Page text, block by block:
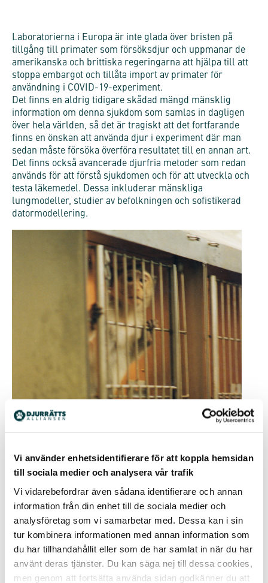
Vi använder enhetsidentifierare för att koppla hemsidan
till sociala medier och analysera vår trafik
Vi vidarebefordrar även sådana identifierare och annan
information från din enhet till de sociala medier och
analysföretag som vi samarbetar med. Dessa kan i sin
tur kombinera informationen med annan information som
du har tillhandahållit eller som de har samlat in när du har
använt deras tjänster. Du kan säga nej till dessa cookies,
men genom att fortsätta använda sidan godkänner du att
Laboratorierna i Europa är inte glada över bristen på
tillgång till primater som försöksdjur och uppmanar de
amerikanska och brittiska regeringarna att hjälpa till att
stoppa embargot och tillåta import av primater för
användning i COVID-19-experiment.
Det finns en aldrig tidigare skådad mängd mänsklig
information om denna sjukdom som samlas in dagligen
över hela världen, så det är tragiskt att det fortfarande
finns en önskan att använda djur i experiment där man
sedan måste försöka överföra resultatet till en annan art.
Det finns också avancerade djurfria metoder som redan
används för att förstå sjukdomen och för att utveckla och
testa läkemedel. Dessa inkluderar mänskliga
lungmodeller, studier av befolkningen och sofistikerad
datormodellering.
Apor i djurförsök på svenskt laboratorium i slutet av 90-talet.